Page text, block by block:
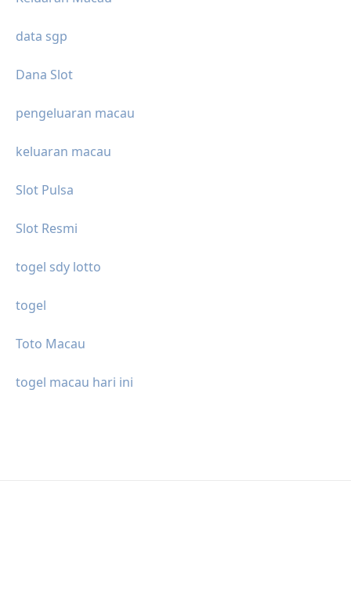
data sgp
Dana Slot
pengeluaran macau
keluaran macau
Slot Pulsa
Slot Resmi
togel sdy lotto
togel
Toto Macau
togel macau hari ini